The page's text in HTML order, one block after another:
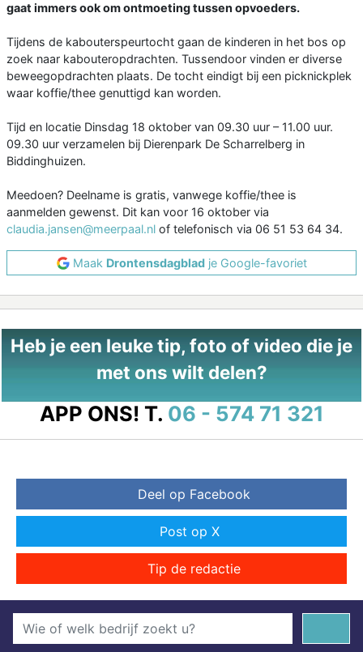
gaat immers ook om ontmoeting tussen opvoeders.
Tijdens de kabouterspeurtocht gaan de kinderen in het bos op
zoek naar kabouteropdrachten. Tussendoor vinden er diverse
beweegopdrachten plaats. De tocht eindigt bij een picknickplek
waar koffie/thee genuttigd kan worden.
Tijd en locatie Dinsdag 18 oktober van 09.30 uur – 11.00 uur.
09.30 uur verzamelen bij Dierenpark De Scharrelberg in
Biddinghuizen.
Meedoen? Deelname is gratis, vanwege koffie/thee is
aanmelden gewenst. Dit kan voor 16 oktober via
claudia.jansen@meerpaal.nl of telefonisch via 06 51 53 64 34.
Maak Drontensdagbladje Google-favoriet
Heb je een leuke tip, foto of video die je
met ons wilt delen?
APP ONS! T. 06 - 574 71 321
Deel op Facebook
Post op X
Tip de redactie